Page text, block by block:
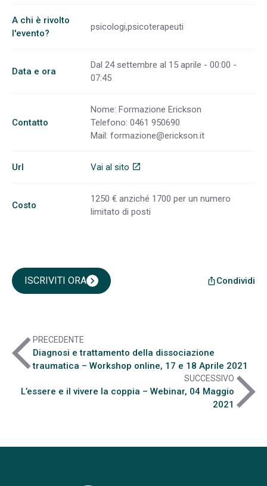
A chi è rivolto
l'evento?
psicologi,psicoterapeuti
Data e ora
Dal 24 settembre al 15 aprile - 00:00 -
07:45
Contatto
Nome: Formazione Erickson
Telefono: 0461 950690
Mail: formazione@erickson.it
Url Vai al sito open_in_new
Costo
1250 € anziché 1700 per un numero
limitato di posti
ISCRIVITI ORAchevron_right ios_shareCondividi
arrow_back_iosPRECEDENTE
Diagnosi e trattamento della dissociazione
traumatica – Workshop online, 17 e 18 Aprile 2021
SUCCESSIVO
L’essere e il vivere la coppia – Webinar, 04 Maggio
2021arrow_forward_ios